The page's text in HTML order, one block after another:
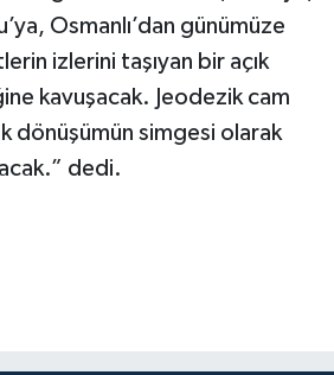
Osmanlı’dan günümüze
izlerini taşıyan bir açık
kavuşacak. Jeodezik cam
dönüşümün simgesi olarak
dedi.